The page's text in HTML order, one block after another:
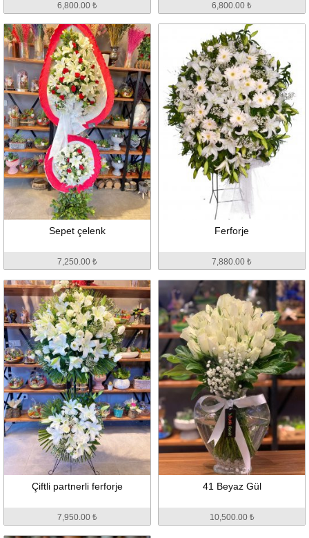
6,800.00 ₺ 6,800.00 ₺
Sepet çelenk
7,250.00 ₺
Ferforje
7,880.00 ₺
Çiftli partnerli ferforje
7,950.00 ₺
41 Beyaz Gül
10,500.00 ₺